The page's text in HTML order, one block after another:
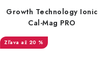
Growth Technology Ionic
Cal-Mag PRO
až 20 %